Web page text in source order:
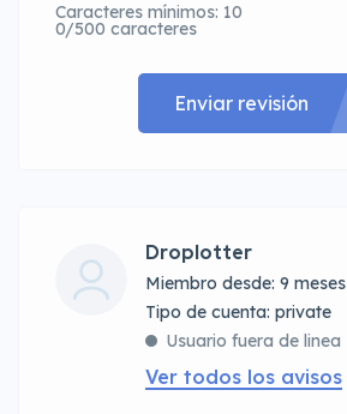
Caracteres mínimos: 10
0/500 caracteres
Enviar revisión
Droplotter
Miembro desde: 9 meses
tipo de cuenta: private
Usuario fuera de linea
Ver todos los avisos